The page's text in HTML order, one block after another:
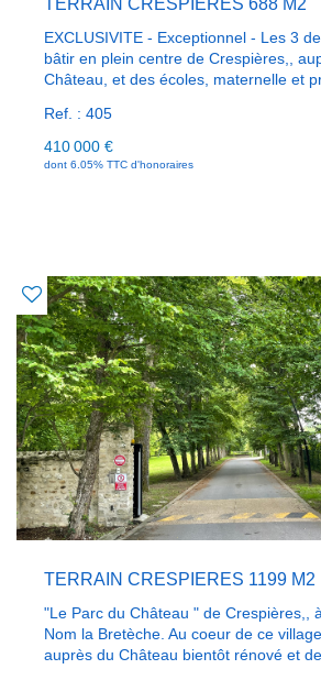
EXCLUSIVITE - Exceptionnel - Les 3
bâtir en plein centre de Crespières,,
Château, et des écoles, maternelle et
parcelles,de 688 m², avec une façade
recevoir une construction de 200 m² au
Ref. : 405
410 000 €
dont 6.05% TTC d'honoraires
TERRAIN CRESPIERES 1199 M2
"Le Parc du Château " de Crespières,,
Nom la Bretèche. Au coeur de ce
auprès du Château bientôt rénové et